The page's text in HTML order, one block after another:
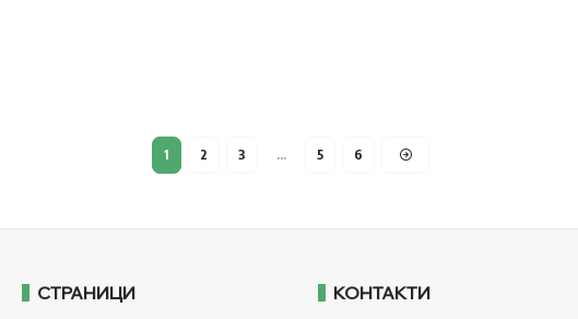
1 2 3 … 5 6
СТРАНИЦИ КОНТАКТИ